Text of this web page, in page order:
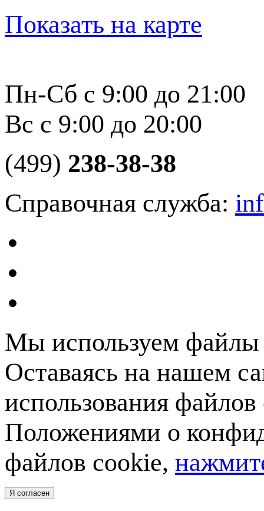
Показать на карте
Пн-Сб с 9:00 до 21:00
Вс с 9:00 до 20:00
(499) 238-38-38
Справочная служба:
Мы используем файлы
Оставаясь на нашем
использования
Положениями о
файлов cookie,
Я согласен